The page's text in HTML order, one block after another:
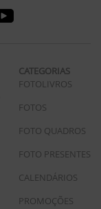
CATEGORIAS
FOTOLIVROS
FOTOS
FOTO QUADROS
FOTO PRESENTES
CALENDÁRIOS
PROMOÇÕES